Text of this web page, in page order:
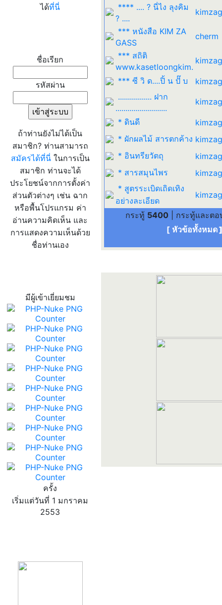
ได้ที่นี่
ชื่อเรียก
รหัสผ่าน
ถ้าท่านยังไม่ได้เป็น
สมาชิก? ท่านสามารถ
สมัครได้ที่นี่ในการเป็น
สมาชิก ท่านจะได้
ประโยชน์จากการตั้งค่า
ส่วนตัวต่างๆ เช่น ฉาก
หรือพื้นโปรแกรม ค่า
อ่านความคิดเห็น และ
การแสดงความเห็นด้วย
ชื่อท่านเอง
มีผู้เข้าเยี่ยมชม
ครั้ง
เริ่มแต่วันที่ 1 มกราคม
2553
**** .... ? นี่ไง ลุงคิม
? ....
*** หนังสือ KIM ZA
GASS
cherm
*** สถิติ
www.kasetloongkim.
*** ซี วิ ด....ปิ้ น ปั๊ บ
................. ฝาก
..........................
* ดินดี
* ผักผลไม้ สารตกค้าง
* อินทรียวัตถุ
* สารสมุนไพร
* สูตรระเบิดเถิดเทิง
อย่างละเอียด
กระทู้ 5400 | กระทู้และต
[ หัวข้อทั้งหมด